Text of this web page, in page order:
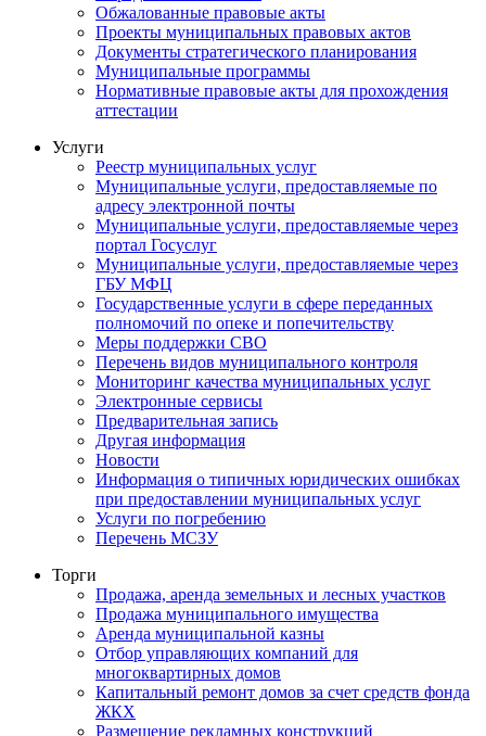
Обжалованные правовые акты
Проекты муниципальных правовых актов
Документы стратегического планирования
Муниципальные программы
Нормативные правовые акты для прохождения
аттестации
Услуги
Реестр муниципальных услуг
Муниципальные услуги, предоставляемые по
адресу электронной почты
Муниципальные услуги, предоставляемые через
портал Госуслуг
Муниципальные услуги, предоставляемые через
ГБУ МФЦ
Государственные услуги в сфере переданных
полномочий по опеке и попечительству
Меры поддержки СВО
Перечень видов муниципального контроля
Мониторинг качества муниципальных услуг
Электронные сервисы
Предварительная запись
Другая информация
Новости
Информация о типичных юридических ошибках
при предоставлении муниципальных услуг
Услуги по погребению
Перечень МСЗУ
Торги
Продажа, аренда земельных и лесных участков
Продажа муниципального имущества
Аренда муниципальной казны
Отбор управляющих компаний для
многоквартирных домов
Капитальный ремонт домов за счет средств фонда
ЖКХ
Размещение рекламных конструкций